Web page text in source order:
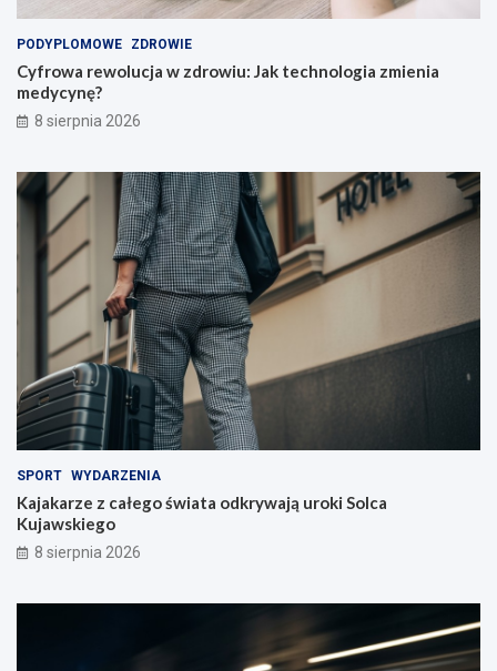
PODYPLOMOWE ZDROWIE
Cyfrowa rewolucja w zdrowiu: Jak technologia zmienia
medycynę?
8 sierpnia 2026
SPORT WYDARZENIA
Kajakarze z całego świata odkrywają uroki Solca
Kujawskiego
8 sierpnia 2026